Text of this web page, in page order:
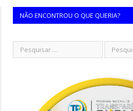
NÃO ENCONTROU O QUE QUERIA?